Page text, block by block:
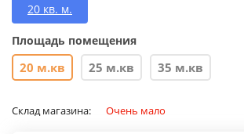
20 кв. м.
Площадь помещения
20 м.кв 25 м.кв 35 м.кв
Склад магазина: Очень мало